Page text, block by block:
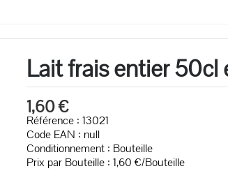
Lait frais entier 50cl
1,60 €
Référence : 13021
Code EAN : null
Conditionnement : Bouteille
Prix par Bouteille : 1,60 €/Bouteille